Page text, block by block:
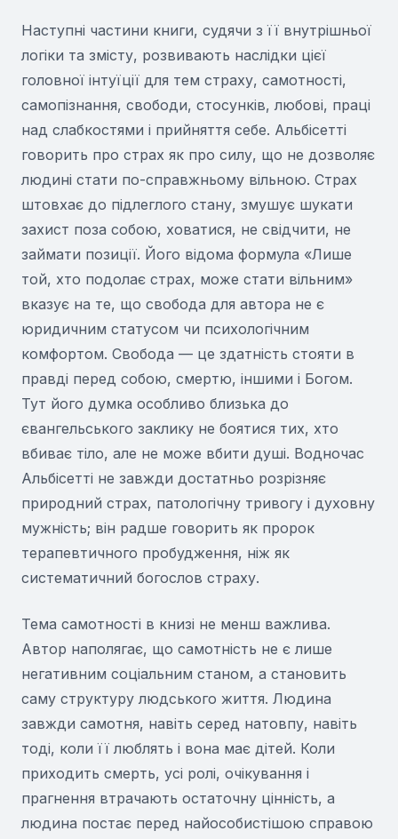
Наступні частини книги, судячи з її внутрішньої
логіки та змісту, розвивають наслідки цієї
головної інтуїції для тем страху, самотності,
самопізнання, свободи, стосунків, любові, праці
над слабкостями і прийняття себе. Альбісетті
говорить про страх як про силу, що не дозволяє
людині стати по-справжньому вільною. Страх
штовхає до підлеглого стану, змушує шукати
захист поза собою, ховатися, не свідчити, не
займати позиції. Його відома формула «Лише
той, хто подолає страх, може стати вільним»
вказує на те, що свобода для автора не є
юридичним статусом чи психологічним
комфортом. Свобода — це здатність стояти в
правді перед собою, смертю, іншими і Богом.
Тут його думка особливо близька до
євангельського заклику не боятися тих, хто
вбиває тіло, але не може вбити душі. Водночас
Альбісетті не завжди достатньо розрізняє
природний страх, патологічну тривогу і духовну
мужність; він радше говорить як пророк
терапевтичного пробудження, ніж як
систематичний богослов страху.
Тема самотності в книзі не менш важлива.
Автор наполягає, що самотність не є лише
негативним соціальним станом, а становить
саму структуру людського життя. Людина
завжди самотня, навіть серед натовпу, навіть
тоді, коли її люблять і вона має дітей. Коли
приходить смерть, усі ролі, очікування і
прагнення втрачають остаточну цінність, а
людина постає перед найособистішою справою